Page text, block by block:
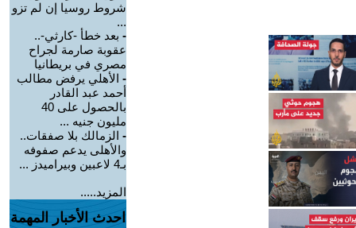
شروط روسيا إن لم تزو
...
- بعد خطأ -كارثي-..
عقوبة صارمة لجراح
مصري في بريطانيا
- الأهلي يرفض مطالب
أحمد عبد القادر
بالحصول على 40
مليون جنيه ...
- الزمالك بلا صفقات..
والأهلى يدعم صفوفه
بـ4 لاعبين وبيراميدز ...
المزيد.....
احدث الأخبار المهمة